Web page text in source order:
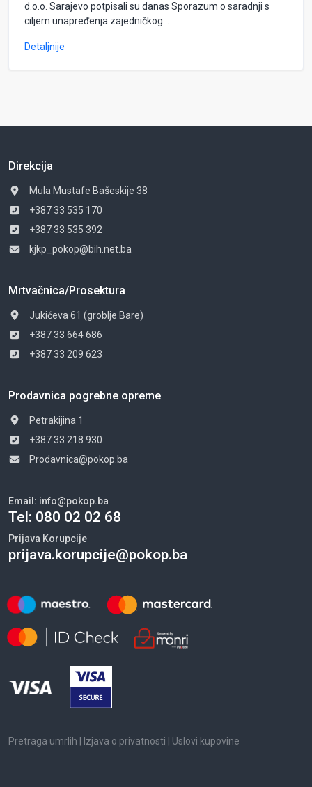
d.o.o. Sarajevo potpisali su danas Sporazum o saradnji s
ciljem unapređenja zajedničkog...
Detaljnije
Direkcija
Mula Mustafe Bašeskije 38
+387 33 535 170
+387 33 535 392
kjkp_pokop@bih.net.ba
Mrtvačnica/Prosektura
Jukićeva 61 (groblje Bare)
+387 33 664 686
+387 33 209 623
Prodavnica pogrebne opreme
Petrakijina 1
+387 33 218 930
Prodavnica@pokop.ba
Email: info@pokop.ba
Tel: 080 02 02 68
Prijava Korupcije
prijava.korupcije@pokop.ba
Pretraga umrlih Izjava o privatnosti Uslovi kupovine